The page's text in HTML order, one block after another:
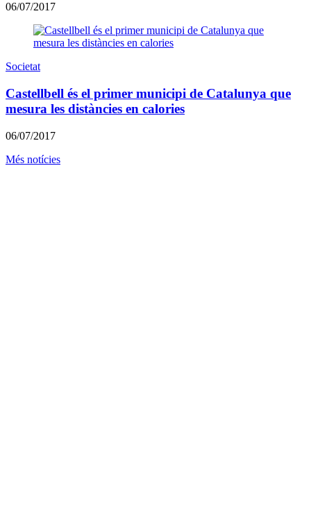
06/07/2017
Societat
Castellbell és el primer municipi de Catalunya que
mesura les distàncies en calories
06/07/2017
Més notícies